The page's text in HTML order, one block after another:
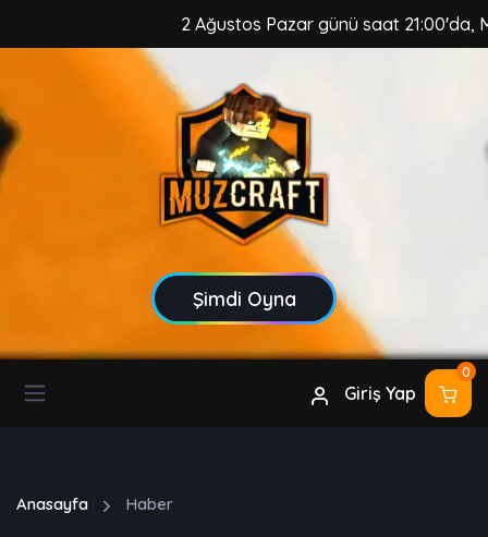
2 Ağustos Pazar günü saat 21:00'da,
Şimdi Oyna
Giriş Yap
0
Anasayfa Haber